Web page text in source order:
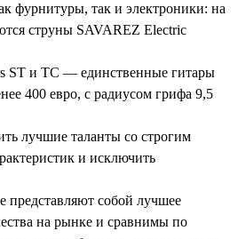
фурнитуры, так и электроники: на
струны SAVAREZ Electric
ST и TC — единственные гитары
400 евро, с радиусом грифа 9,5
лучшие таланты со строгим
и исключить
представляют собой лучшее
на рынке и сравнимы по